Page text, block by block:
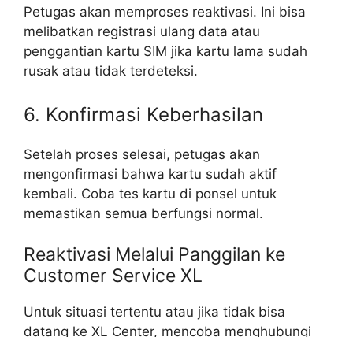
Petugas akan memproses reaktivasi. Ini bisa
melibatkan registrasi ulang data atau
penggantian kartu SIM jika kartu lama sudah
rusak atau tidak terdeteksi.
6. Konfirmasi Keberhasilan
Setelah proses selesai, petugas akan
mengonfirmasi bahwa kartu sudah aktif
kembali. Coba tes kartu di ponsel untuk
memastikan semua berfungsi normal.
Reaktivasi Melalui Panggilan ke
Customer Service XL
Untuk situasi tertentu atau jika tidak bisa
datang ke XL Center, mencoba menghubungi